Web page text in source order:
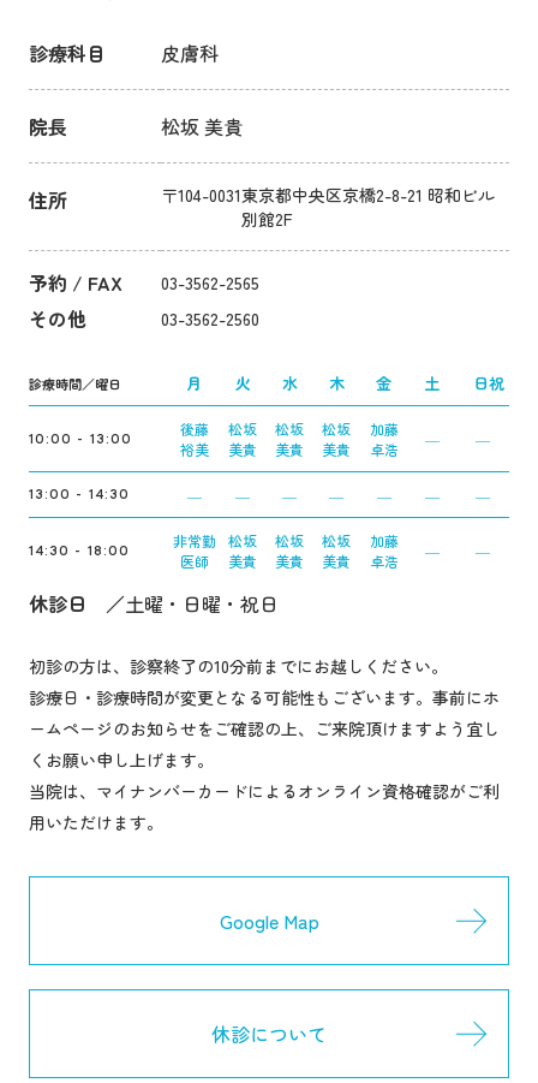
診療科目 皮膚科
院長 松坂 美貴
住所 〒104-0031東京都中央区京橋2-8-21 昭和ビル
別館2F
予約 / FAX 03-3562-2565
その他 03-3562-2560
診療時間／曜日 月 火 水 木 金 土 日祝
10:00 - 13:00
後藤
裕美
松坂
美貴
松坂
美貴
松坂
美貴
加藤
卓浩
― ―
13:00 - 14:30 ― ― ― ― ― ― ―
14:30 - 18:00
非常勤
医師
松坂
美貴
松坂
美貴
松坂
美貴
加藤
卓浩
― ―
休診日 土曜・日曜・祝日
初診の方は、診察終了の10分前までにお越しください。
診療日・診療時間が変更となる可能性もございます。事前にホ
ームページのお知らせをご確認の上、ご来院頂けますよう宜し
くお願い申し上げます。
当院は、マイナンバーカードによるオンライン資格確認がご利
用いただけます。
Google Map
休診について